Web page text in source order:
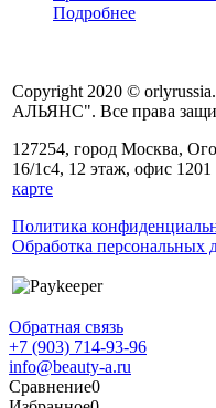
Подробнее
Copyright 2020 ©
АЛЬЯНС". Все права
127254, город Москва,
16/1с4, 12 этаж, офис 1201
карте
Политика
Обработка персональных
Обратная связь
+7 (903) 714-93-96
info@beauty-a.ru
Сравнение0